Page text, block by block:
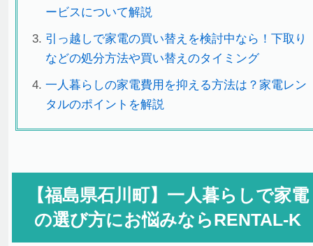
ービスについて解説
引っ越しで家電の買い替えを検討中なら！下取り
などの処分方法や買い替えのタイミング
一人暮らしの家電費用を抑える方法は？家電レン
タルのポイントを解説
【福島県石川町】一人暮らしで家電
の選び方にお悩みならRENTAL-K